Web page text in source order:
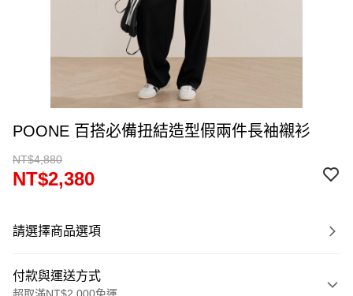
POONE 百搭必備扭結造型假兩件長袖襯衫
NT$4,880
NT$2,380
請選擇商品選項
付款與運送方式